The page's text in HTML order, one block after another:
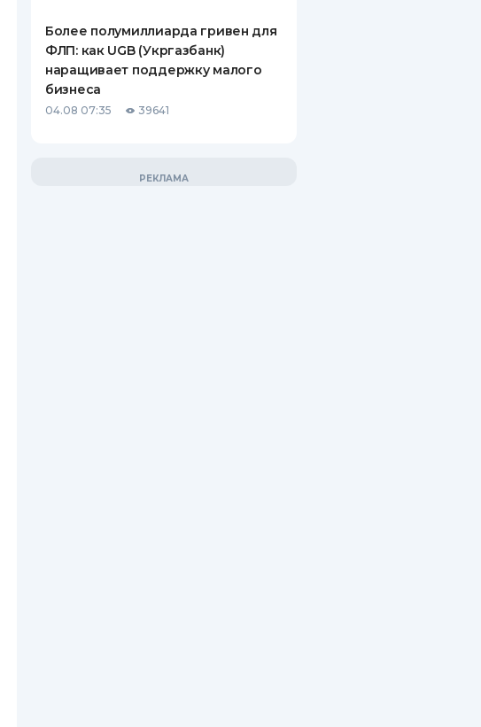
Более полумиллиарда гривен для
ФЛП: как UGB (Укргазбанк)
наращивает поддержку малого
бизнеса
04.08 07:35 39641